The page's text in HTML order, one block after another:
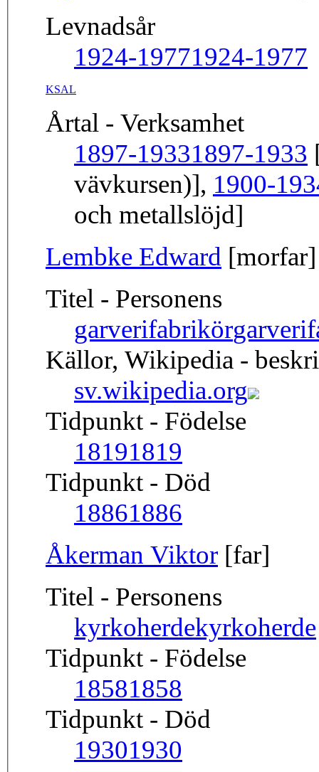
Levnadsår
1924-19771924-1977
KSAL
Årtal - Verksamhet
1897-19331897-1933
vävkursen)], 1900-
och metallslöjd]
Lembke Edward [morfar]
Titel - Personens
garverifabrikör
Källor, Wikipedia -
sv.wikipedia.org
Tidpunkt - Födelse
18191819
Tidpunkt - Död
18861886
Åkerman Viktor [far]
Titel - Personens
kyrkoherdekyrkoherde
Tidpunkt - Födelse
18581858
Tidpunkt - Död
19301930